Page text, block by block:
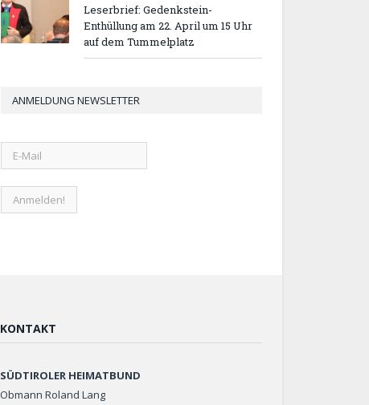
Leserbrief: Gedenkstein-
Enthüllung am 22. April um 15 Uhr
auf dem Tummelplatz
ANMELDUNG NEWSLETTER
KONTAKT
SÜDTIROLER HEIMATBUND
Obmann Roland Lang